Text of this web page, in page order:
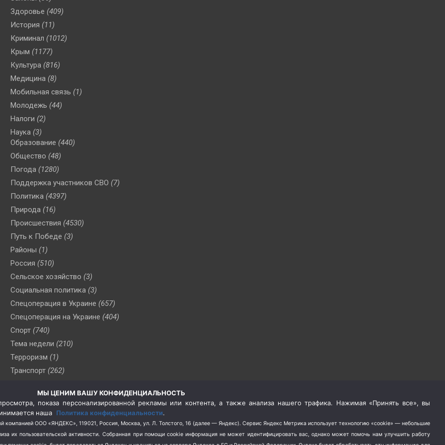
Здоровье (409)
История (11)
Криминал (1012)
Крым (1177)
Культура (816)
Медицина (8)
Мобильная связь (1)
Молодежь (44)
Налоги (2)
Наука (3)
Образование (440)
Общество (48)
Погода (1280)
Поддержка участников СВО (7)
Политика (4397)
Природа (16)
Происшествия (4530)
Путь к Победе (3)
Районы (1)
Россия (510)
Сельское хозяйство (3)
Социальная политика (3)
Спецоперация в Украине (657)
Спецоперация на Украине (404)
Спорт (740)
Тема недели (210)
Терроризм (1)
Транспорт (262)
(76)
Цены (2)
Школа и спорт (2)
Экология (8)
МЫ ЦЕНИМ ВАШУ КОНФИДЕНЦИАЛЬНОСТЬ
показа персонализированной рекламы или контента, а также анализа нашего трафика. Нажимая «Принять все», вы
наша Политика конфиденциальности.
компанией ООО «ЯНДЕКС», 119021, Россия, Москва, ул. Л. Толстого, 16 (далее — Яндекс). Сервис Яндекс Метрика использует технологию «cookie» — небольшие
их пользовательской активности. Собранная при помощи cookie информация не может идентифицировать вас, однако может помочь нам улучшить работу